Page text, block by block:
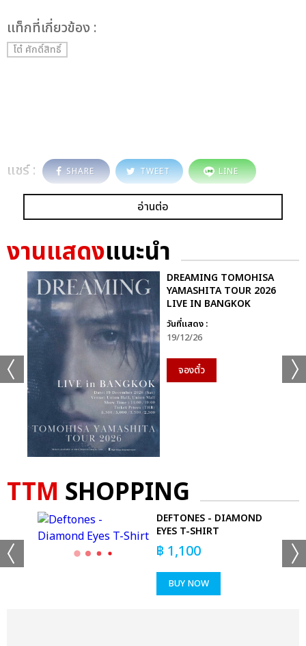
เเท็กที่เกี่ยวข้อง :
โต๋ ศักดิ์สิทธิ์
แชร์ : SHARE TWEET LINE
อ่านต่อ
งานแสดงแนะนำ
DREAMING TOMOHISA
YAMASHITA TOUR 2026
LIVE IN BANGKOK
วันที่แสดง :
19/12/26
จองตั๋ว
TTM SHOPPING
DEFTONES - DIAMOND
EYES T-SHIRT
฿ 1,100
BUY NOW